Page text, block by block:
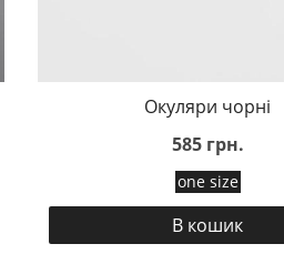
Окуляри чорні
585 грн.
one size
В кошик